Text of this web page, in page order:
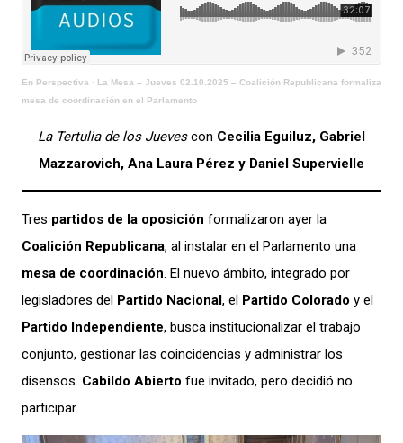
En Perspectiva · La Mesa – Jueves 02.10.2025 – Coalición Republicana formaliza
mesa de coordinación en el Parlamento
La Tertulia de los Juevescon Cecilia Eguiluz, Gabriel
Mazzarovich, Ana Laura Pérez y Daniel Supervielle
Tres partidos de la oposición formalizaron ayer la
Coalición Republicana, al instalar en el Parlamento una
mesa de coordinación. El nuevo ámbito, integrado por
legisladores del Partido Nacional, el Partido Colorado y el
Partido Independiente, busca institucionalizar el trabajo
conjunto, gestionar las coincidencias y administrar los
disensos. Cabildo Abierto fue invitado, pero decidió no
participar.